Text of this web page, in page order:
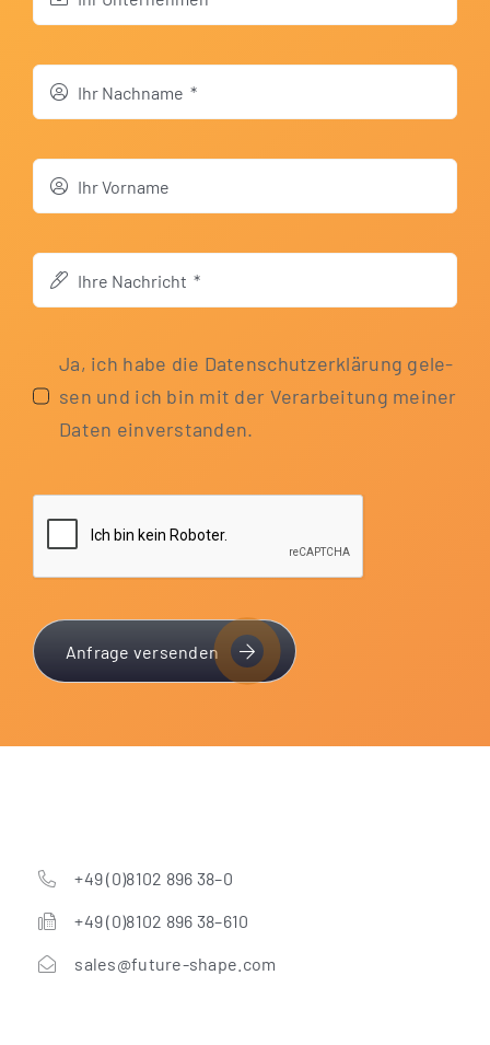
Ja, ich habe die Daten­schutz­er­klä­rung gele­
sen und ich bin mit der Ver­ar­bei­tung mei­ner
Daten einverstanden.
Anfrage versenden
+49 (0)8102 896 38–0
+49 (0)8102 896 38–610
sales@future-shape.com